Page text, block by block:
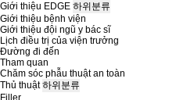
Giới thiệu EDGE 하위분류
Giới thiệu bệnh viện
Giới thiệu đội ngũ y bác sĩ
Lịch điều trị của viện trưởng
Đường đi đến
Tham quan
Chăm sóc phẫu thuật an toàn
Thủ thuật 하위분류